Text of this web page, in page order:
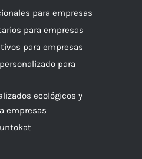
para empresas
para empresas
para empresas
para
ecológicos y
empresas